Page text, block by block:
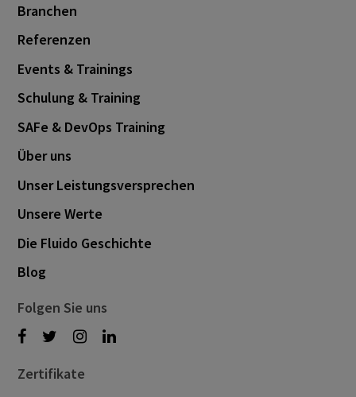
Branchen
Referenzen
Events & Trainings
Schulung & Training
SAFe & DevOps Training
Über uns
Unser Leistungsversprechen
Unsere Werte
Die Fluido Geschichte
Blog
Folgen Sie uns
Zertifikate